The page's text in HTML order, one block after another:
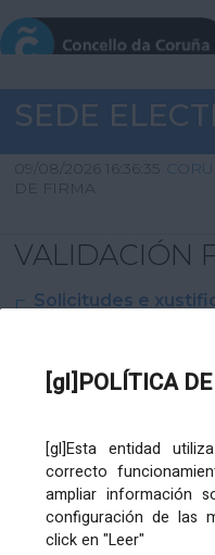
[gl]POLÍTICA
[gl]Esta entidad
correcto
ampliar información
configuración de las
click en "Leer"
SEDE
09/08/2026 16:36:35
DE FIRMA
VALIDACIÓN
Solicitudes e
XML
Ficheiros varios
Ficheiro
asinado: